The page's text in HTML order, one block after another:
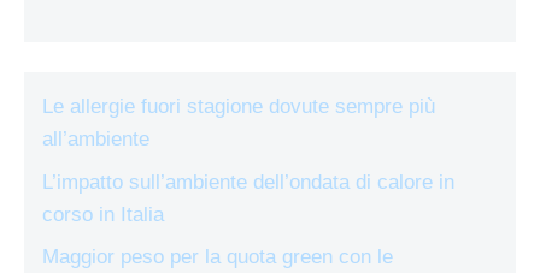
Le allergie fuori stagione dovute sempre più
all’ambiente
L’impatto sull’ambiente dell’ondata di calore in
corso in Italia
Maggior peso per la quota green con le